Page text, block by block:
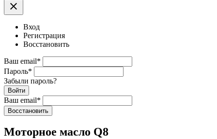
clear
Вход
Регистрация
Восстановить
Ваш email*
Пароль*
Забыли пароль?
Войти
Ваш email*
Воcстановить
Моторное масло Q8